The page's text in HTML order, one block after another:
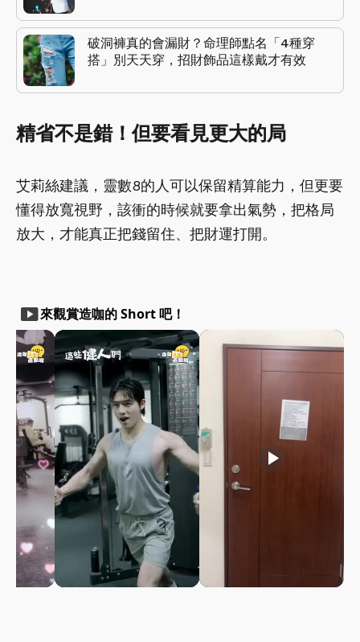
破洞褲真的會漏財？命理師點名「4種穿
搭」別天天穿，招財飾品這樣戴才有效
精省不是錯！但要看見更大的局
艾莉絲建議，靈數8的人可以保留精算能力，但更要
懂得放寬視野，該衝的時候就要拿出氣勢，把格局
放大，才能真正把錢留住、把財運打開。
smart_display來觀賞造咖的 Short 吧！
play_arrow play_arrow